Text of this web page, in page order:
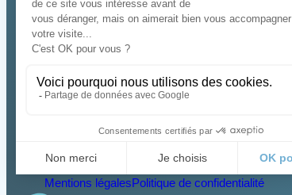
10, rue Martin Luther King
14280 SAINT CONTEST
02 31 71 18 00
Mentions légalesPolitique de confidentialité